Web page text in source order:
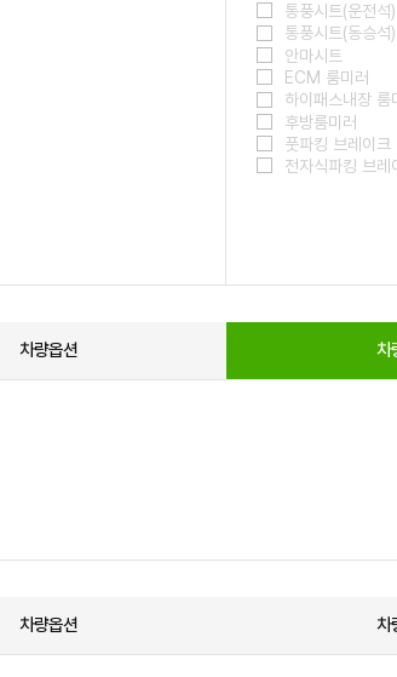
통풍시트(운전석)
통풍시트(동승석)
안마시트
ECM 룸미러
하이패스내장 룸
후방룸미러
풋파킹 브레이크
전자식파킹 브레
차량옵션 차
차량옵션 차